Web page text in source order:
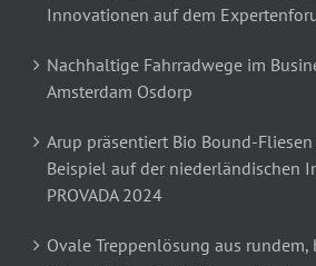
Innovationen auf dem
Nachhaltige Fahrradwege im
Amsterdam Osdorp
Arup präsentiert Bio Bound-
Beispiel auf der niederländischen
PROVADA 2024
Ovale Treppenlösung aus rundem,